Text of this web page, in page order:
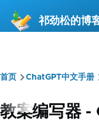
祁劲松的博
面
包
屑
首页 ChatGPT中文手册
教案编写器 -